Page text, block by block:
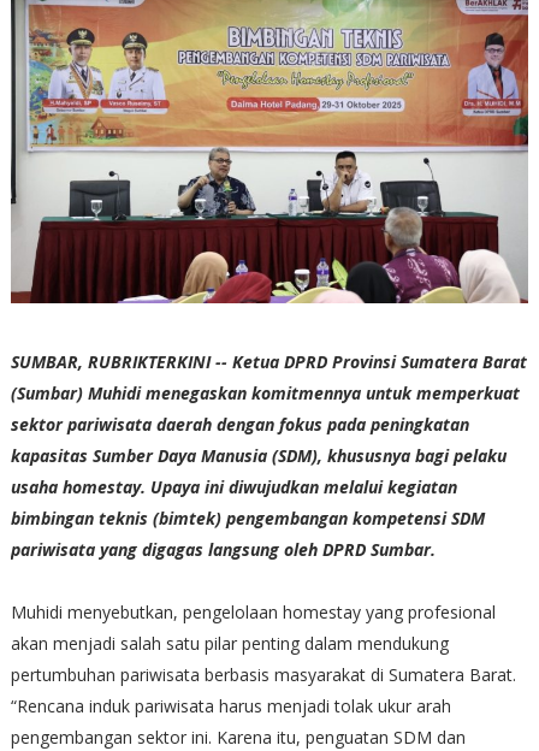
SUMBAR, RUBRIKTERKINI -- Ketua DPRD Provinsi Sumatera Barat
(Sumbar) Muhidi menegaskan komitmennya untuk memperkuat
sektor pariwisata daerah dengan fokus pada peningkatan
kapasitas Sumber Daya Manusia (SDM), khususnya bagi pelaku
usaha homestay. Upaya ini diwujudkan melalui kegiatan
bimbingan teknis (bimtek) pengembangan kompetensi SDM
pariwisata yang digagas langsung oleh DPRD Sumbar.
Muhidi menyebutkan, pengelolaan homestay yang profesional
akan menjadi salah satu pilar penting dalam mendukung
pertumbuhan pariwisata berbasis masyarakat di Sumatera Barat.
“Rencana induk pariwisata harus menjadi tolak ukur arah
pengembangan sektor ini. Karena itu, penguatan SDM dan